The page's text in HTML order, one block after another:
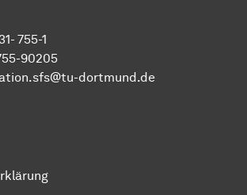
755-1
90205
dortmund.de